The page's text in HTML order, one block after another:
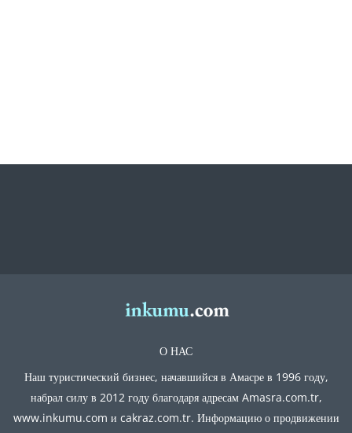
О НАС
Наш туристический бизнес, начавшийся в Амасре в 1996 году,
набрал силу в 2012 году благодаря адресам Amasra.com.tr,
www.inkumu.com и cakraz.com.tr. Информацию о продвижении